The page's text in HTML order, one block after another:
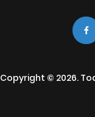
Copyright © 2026.